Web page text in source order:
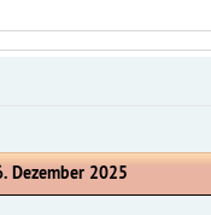
Dezember 2025